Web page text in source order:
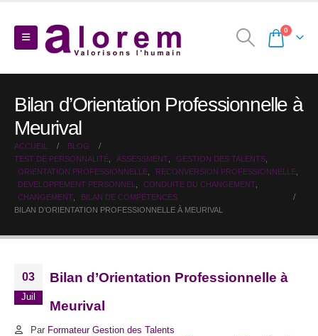
0
Bilan d’Orientation Professionnelle à
Meurival
ACCUEIL
BLOG
TEST DE PERSONNALITÉ
ASSESSMENT GESTION DES TALENTS
ORIENTATION PROFESSIONNELLE
RECONVERSION PROFESSIONNELLE
DEVELOPPEMENT PERSONNEL
CONDUITE DU CHANGEMENT
CHANGEMENT
BILAN DE COMPÉTENCES
BILAN D’ORIENTATION PROFESSIONNELLE À MEURIVAL
03
Juil
Bilan d’Orientation Professionnelle à
Meurival
Par Formateur Gestion des Talents